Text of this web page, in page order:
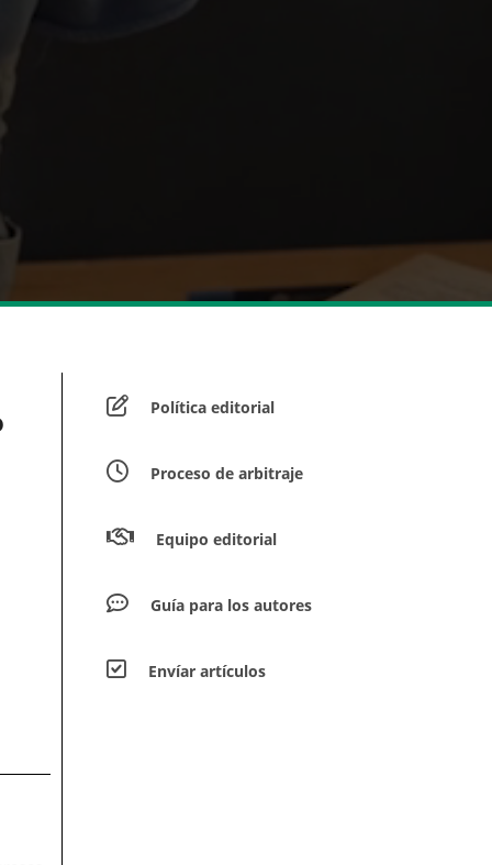
Política editorial
Proceso de arbitraje
Equipo editorial
Guía para los autores
Envíar artículos